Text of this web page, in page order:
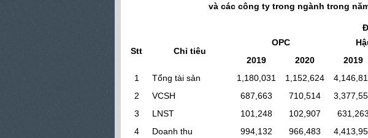
và các công ty trong ngành trong
Đơn vị tính:
Stt Chỉ tiêu
OPC
2019
2020 2019
1
Tổng tài sản 1,180,031 1,152,624
2
VCSH 687,663 710,514
3
LNST 101,248 102,907 631,263
4
Doanh thu 994,132 966,483